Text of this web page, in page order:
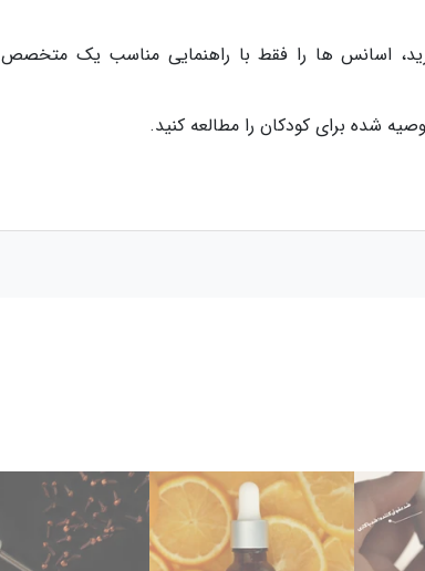
اسانس ها را فقط با راهنمایی مناسب یک متخصص
شده برای کودکان را مطالعه کنید.